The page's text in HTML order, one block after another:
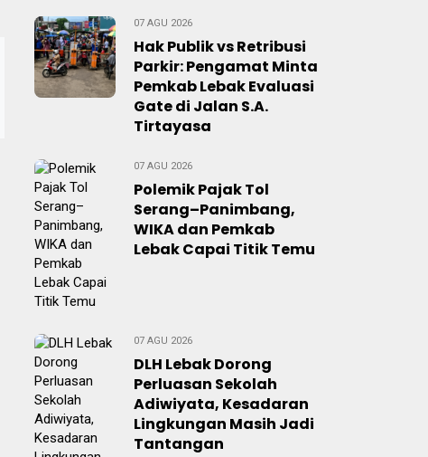
07 AGU 2026
Hak Publik vs Retribusi
Parkir: Pengamat Minta
Pemkab Lebak Evaluasi
Gate di Jalan S.A.
Tirtayasa
07 AGU 2026
Polemik Pajak Tol
Serang–Panimbang,
WIKA dan Pemkab
Lebak Capai Titik Temu
07 AGU 2026
DLH Lebak Dorong
Perluasan Sekolah
Adiwiyata, Kesadaran
Lingkungan Masih Jadi
Tantangan